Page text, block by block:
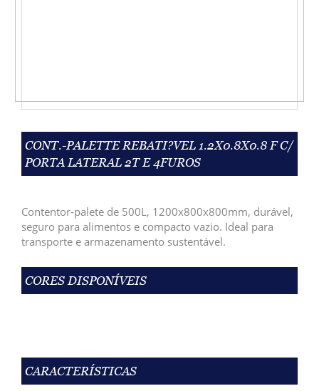
CONT.-PALETTE REBATI?VEL 1.2X0.8X0.8 F C/
PORTA LATERAL 2T E 4FUROS
Contentor-palete de 500L, 1200x800x800mm, durável,
seguro para alimentos e compacto vazio. Ideal para
transporte e armazenamento sustentável.
CORES DISPONÍVEIS
CARACTERÍSTICAS